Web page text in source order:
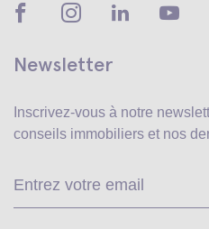
Newsletter
Inscrivez-vous à notre
conseils immobiliers et nos